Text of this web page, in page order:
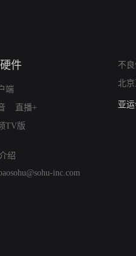
件
端
直播+
TV版
不
北
算法
亚
绍
inc.com